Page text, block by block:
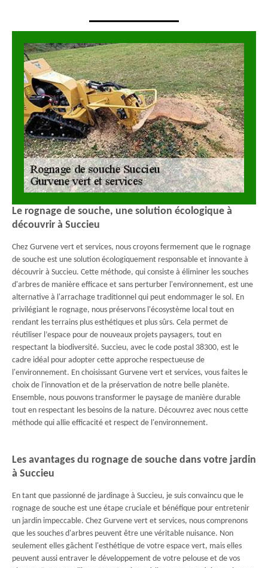
Le rognage de souche, une solution écologique à
découvrir à Succieu
Chez Gurvene vert et services, nous croyons fermement que le rognage
de souche est une solution écologiquement responsable et innovante à
découvrir à Succieu. Cette méthode, qui consiste à éliminer les souches
d'arbres de manière efficace et sans perturber l'environnement, est une
alternative à l'arrachage traditionnel qui peut endommager le sol. En
privilégiant le rognage, nous préservons l'écosystème local tout en
rendant les terrains plus esthétiques et plus sûrs. Cela permet de
réutiliser l’espace pour de nouveaux projets paysagers, tout en
respectant la biodiversité. Succieu, avec le code postal 38300, est le
cadre idéal pour adopter cette approche respectueuse de
l'environnement. En choisissant Gurvene vert et services, vous faites le
choix de l'innovation et de la préservation de notre belle planète.
Ensemble, nous pouvons transformer le paysage de manière durable
tout en respectant les besoins de la nature. Découvrez avec nous cette
méthode qui allie efficacité et respect de l'environnement.
Les avantages du rognage de souche dans votre jardin
à Succieu
En tant que passionné de jardinage à Succieu, je suis convaincu que le
rognage de souche est une étape cruciale et bénéfique pour entretenir
un jardin impeccable. Chez Gurvene vert et services, nous comprenons
que les souches d'arbres peuvent être une véritable nuisance. Non
seulement elles gâchent l'esthétique de votre espace vert, mais elles
peuvent aussi entraver le développement de votre pelouse et de vos